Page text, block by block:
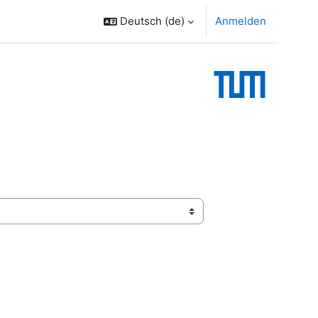
Deutsch ‎(de)‎ Anmelden